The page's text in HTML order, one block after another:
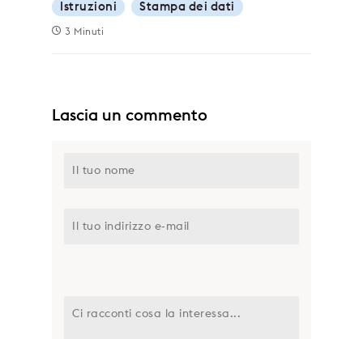
Istruzioni Stampa dei dati
3 Minuti
Lascia un commento